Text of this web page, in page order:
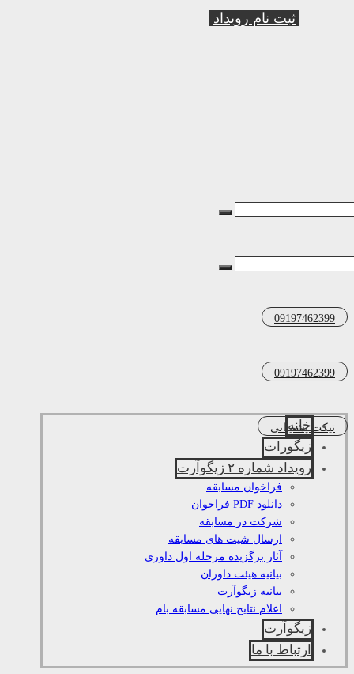
ثبت نام رویداد
09197462399
09197462399
تیکت پشتیبانی
خانه
زیگورات
رویداد شماره ۲ زیگوآرت
فراخوان مسابقه
دانلود PDF فراخوان
شرکت در مسابقه
ارسال شیت های مسابقه
آثار برگزیده مرحله اول داوری
بیانیه هیئت داوران
بیانیه زیگوآرت
اعلام نتایج نهایی مسابقه بام
زیگوآرت
ارتباط با ما